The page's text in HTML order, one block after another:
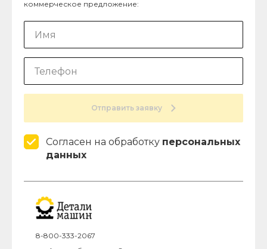
коммерческое предложение:
Отправить заявку
Согласен на обработку персональных
данных
8-800-333-2067